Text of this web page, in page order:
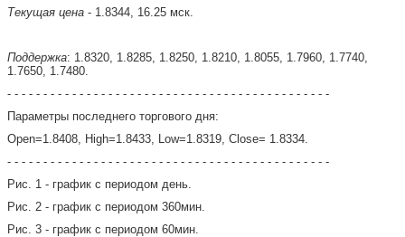
Текущая цена - 1.8344, 16.25 мск.
Поддержка: 1.8320, 1.8285, 1.8250, 1.8210, 1.8055, 1.7960, 1.7740,
1.7650, 1.7480.
- - - - - - - - - - - - - - - - - - - - - - - - - - - - - - - - - - - - - - - - - - - - -
Параметры последнего торгового дня:
Open=1.8408, High=1.8433, Low=1.8319, Close= 1.8334.
- - - - - - - - - - - - - - - - - - - - - - - - - - - - - - - - - - - - - - - - - - - - -
Рис. 1 - график с периодом день.
Рис. 2 - график с периодом 360мин.
Рис. 3 - график с периодом 60мин.